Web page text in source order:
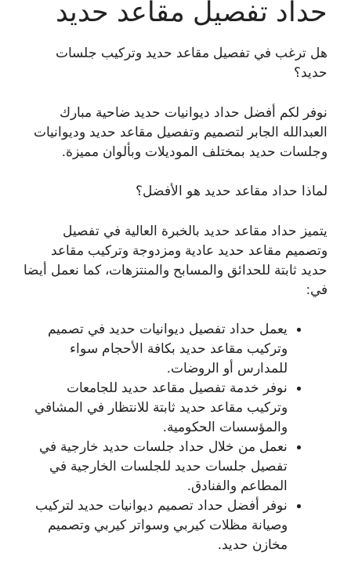
حداد تفصيل مقاعد حديد
هل ترغب في تفصيل مقاعد حديد وتركيب جلسات
حديد؟
نوفر لكم أفضل حداد ديوانيات حديد ضاحية مبارك
العبدالله الجابر لتصميم وتفصيل مقاعد حديد وديوانيات
وجلسات حديد بمختلف الموديلات وبألوان مميزة.
لماذا حداد مقاعد حديد هو الأفضل؟
يتميز حداد مقاعد حديد بالخبرة العالية في تفصيل
وتصميم مقاعد حديد عادية ومزدوجة وتركيب مقاعد
حديد ثابتة للحدائق والمسابح والمنتزهات، كما نعمل أيضا
في:
يعمل حداد تفصيل ديوانيات حديد في تصميم
وتركيب مقاعد حديد بكافة الأحجام سواء
للمدارس أو الروضات.
نوفر خدمة تفصيل مقاعد حديد للجامعات
وتركيب مقاعد حديد ثابتة للانتظار في المشافي
والمؤسسات الحكومية.
نعمل من خلال حداد جلسات حديد خارجية في
تفصيل جلسات حديد للجلسات الخارجية في
المطاعم والفنادق.
نوفر أفضل حداد تصميم ديوانيات حديد لتركيب
وصيانة مظلات كيربي وسواتر كيربي وتصميم
مخازن حديد.